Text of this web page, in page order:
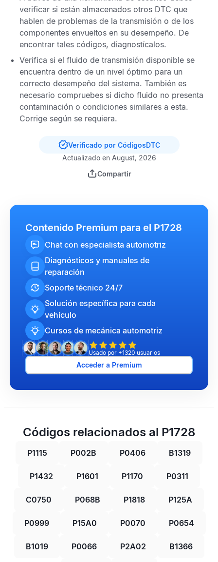
verificar si están almacenados otros DTC que
hablen de problemas de la transmisión o de los
componentes envueltos en su desempeño. De
encontrar tales códigos, diagnostícalos.
Verifica si el fluido de transmisión disponible se
encuentra dentro de un nivel óptimo para un
correcto desempeño del sistema. También es
necesario compruebes si dicho fluido no presenta
contaminación o condiciones similares a esta.
Corrige según se requiera.
Verificado por CódigosDTC
Actualizado en August, 2026
Compartir
Contenido Premium para el P1728
Chat con especialista automotriz
Diagnósticos y manuales de
reparación
Soporte técnico 24/7
Solución específica para cada
vehículo
Cursos de mecánica automotriz
Usado por +1320 usuarios
Acceder a Premium
Códigos relacionados al P1728
P1115 P002B P0406 B1319
P1432 P1601 P1170 P0311
C0750 P068B P1818 P125A
P0999 P15A0 P0070 P0654
B1019 P0066 P2A02 B1366